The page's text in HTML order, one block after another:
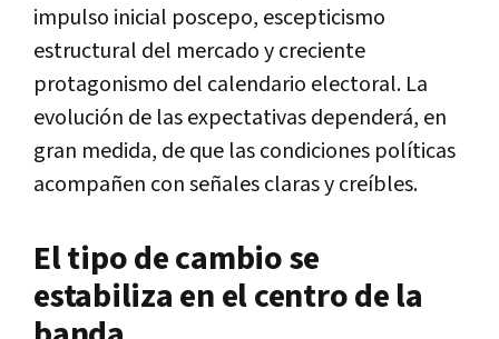
impulso inicial poscepo, escepticismo
estructural del mercado y creciente
protagonismo del calendario electoral. La
evolución de las expectativas dependerá, en
gran medida, de que las condiciones políticas
acompañen con señales claras y creíbles.
El tipo de cambio se
estabiliza en el centro de la